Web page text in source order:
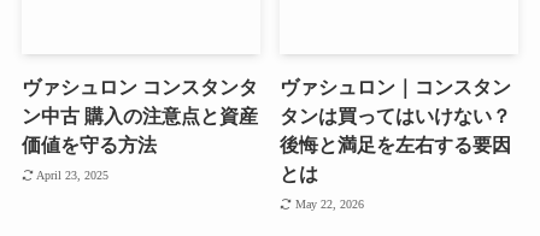
ヴァシュロン コンスタンタ
ン中古 購入の注意点と資産
価値を守る方法
April 23, 2025
ヴァシュロン｜コンスタン
タンは買ってはいけない？
後悔と満足を左右する要因
とは
May 22, 2026